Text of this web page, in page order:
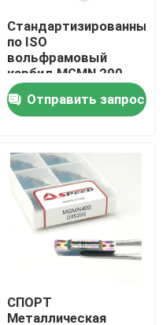
Стандартизированный
по ISO
вольфрамовый
карбид MGMN 200
300 400 500 600 Cnc
карбид вставка
Свертовой
канавки MGMN
Отправить запрос
СПОРТ
Металлическая